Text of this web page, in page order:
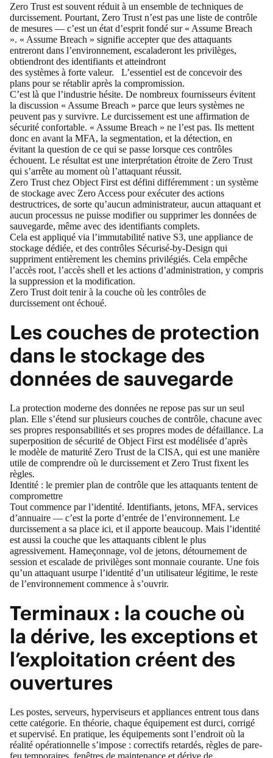
Zero Trust est souvent réduit à un ensemble de techniques de
durcissement. Pourtant, Zero Trust n’est pas une liste de contrôle
de mesures — c’est un état d’esprit fondé sur « Assume Breach
». « Assume Breach » signifie accepter que des attaquants
entreront dans l’environnement, escaladeront les privilèges,
obtiendront des identifiants et atteindront
des systèmes à forte valeur. L’essentiel est de concevoir des
plans pour se rétablir après la compromission.
C’est là que l’industrie hésite. De nombreux fournisseurs évitent
la discussion « Assume Breach » parce que leurs systèmes ne
peuvent pas y survivre. Le durcissement est une affirmation de
sécurité confortable. « Assume Breach » ne l’est pas. Ils mettent
donc en avant la MFA, la segmentation, et la détection, en
évitant la question de ce qui se passe lorsque ces contrôles
échouent. Le résultat est une interprétation étroite de Zero Trust
qui s’arrête au moment où l’attaquant réussit.
Zero Trust chez Object First est défini différemment : un système
de stockage avec Zero Access pour exécuter des actions
destructrices, de sorte qu’aucun administrateur, aucun attaquant et
aucun processus ne puisse modifier ou supprimer les données de
sauvegarde, même avec des identifiants complets.
Cela est appliqué via l’immutabilité native S3, une appliance de
stockage dédiée, et des contrôles Sécurisé‑by‑Design qui
suppriment entièrement les chemins privilégiés. Cela empêche
l’accès root, l’accès shell et les actions d’administration, y compris
la suppression et la modification.
Zero Trust doit tenir à la couche où les contrôles de
durcissement ont échoué.
Les couches de protection
dans le stockage des
données de sauvegarde
La protection moderne des données ne repose pas sur un seul
plan. Elle s’étend sur plusieurs couches de contrôle, chacune avec
ses propres responsabilités et ses propres modes de défaillance. La
superposition de sécurité de Object First est modélisée d’après
le modèle de maturité Zero Trust de la CISA, qui est une manière
utile de comprendre où le durcissement et Zero Trust fixent les
règles.
Identité : le premier plan de contrôle que les attaquants tentent de
compromettre
Tout commence par l’identité. Identifiants, jetons, MFA, services
d’annuaire — c’est la porte d’entrée de l’environnement. Le
durcissement a sa place ici, et il apporte beaucoup. Mais l’identité
est aussi la couche que les attaquants ciblent le plus
agressivement. Hameçonnage, vol de jetons, détournement de
session et escalade de privilèges sont monnaie courante. Une fois
qu’un attaquant usurpe l’identité d’un utilisateur légitime, le reste
de l’environnement commence à s’ouvrir.
Terminaux : la couche où
la dérive, les exceptions et
l’exploitation créent des
ouvertures
Les postes, serveurs, hyperviseurs et appliances entrent tous dans
cette catégorie. En théorie, chaque équipement est durci, corrigé
et supervisé. En pratique, les équipements sont l’endroit où la
réalité opérationnelle s’impose : correctifs retardés, règles de pare-
feu temporaires, fenêtres de maintenance et dérive de